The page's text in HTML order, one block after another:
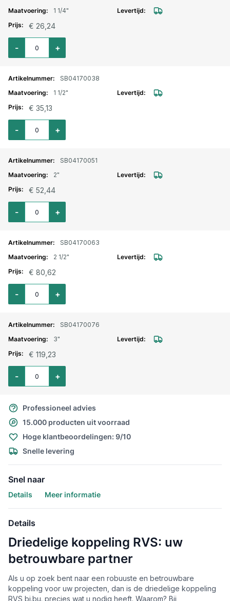
1 1/4"
€ 26,24
Aantal voor Driedelige koppeling RVS nr. 341 bi. bu. 1.1/4"
+
-
SB04170038
1 1/2"
€ 35,13
Aantal voor Driedelige koppeling RVS nr. 341 bi. bu. 1.1/2"
+
-
SB04170051
2"
€ 52,44
Aantal voor Driedelige koppeling RVS nr. 341 bi. bu. 2"
+
-
SB04170063
2 1/2"
€ 80,62
Aantal voor Driedelige koppeling RVS nr. 341 bi. bu. 2.1/2"
+
-
SB04170076
3"
€ 119,23
Aantal voor Driedelige koppeling RVS nr. 341 bi. bu. 3"
+
-
Professioneel advies
15.000 producten uit voorraad
Hoge klantbeoordelingen: 9/10
Snelle levering
Snel naar
Details Meer informatie
Details
Driedelige koppeling RVS: uw
betrouwbare partner
Als u op zoek bent naar een robuuste en betrouwbare
koppeling voor uw projecten, dan is de driedelige koppeling
RVS bi.bu. precies wat u nodig heeft. Waarom? Bij